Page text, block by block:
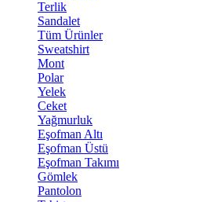
Terlik
Sandalet
Tüm Ürünler
Sweatshirt
Mont
Polar
Yelek
Ceket
Yağmurluk
Eşofman Altı
Eşofman Üstü
Eşofman Takımı
Gömlek
Pantolon